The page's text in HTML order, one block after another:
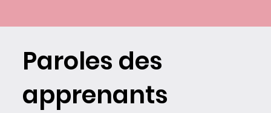
Paroles des
apprenants